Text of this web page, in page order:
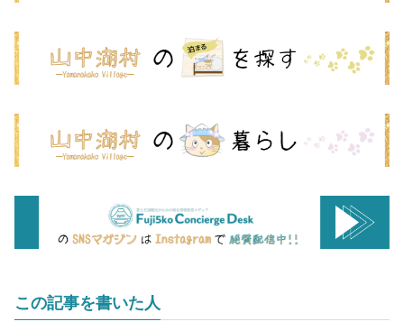
この記事を書いた人